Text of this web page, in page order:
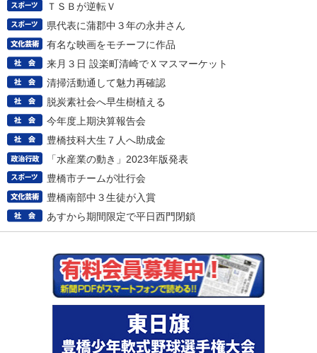
ＴＳＢが逆転Ｖ
県代表に蒲郡中３年の永井さん
有名な映画をモチーフに作品
来月３日 設楽町清崎でＸマスマーケット
清掃活動通して魅力再確認
脱炭素社会へ早生樹植える
今年度上期決算報告会
豊橋技科大生７人へ助成金
「水産業の動き」2023年版発表
豊橋市チームが壮行会
豊橋南部中３生徒が入賞
あすから期間限定で平日西門閉鎖